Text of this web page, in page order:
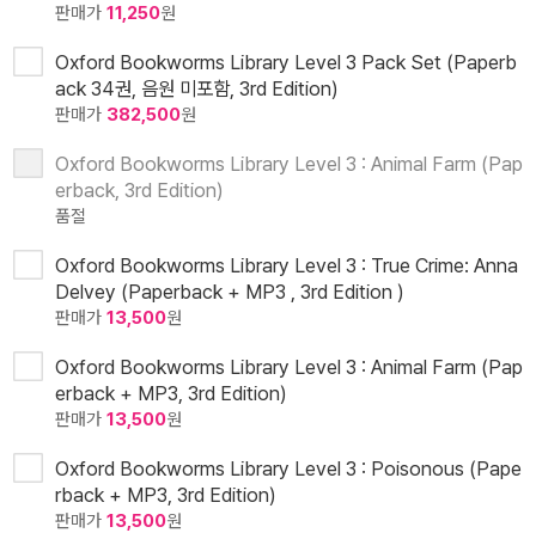
판매가 11,250원
Oxford Bookworms Library Level 3 Pack Set (Paperb
ack 34권, 음원 미포함, 3rd Edition)
판매가 382,500원
Oxford Bookworms Library Level 3 : Animal Farm (Pap
erback, 3rd Edition)
품절
Oxford Bookworms Library Level 3 : True Crime: Anna
Delvey (Paperback + MP3 , 3rd Edition )
판매가 13,500원
Oxford Bookworms Library Level 3 : Animal Farm (Pap
erback + MP3, 3rd Edition)
판매가 13,500원
Oxford Bookworms Library Level 3 : Poisonous (Pape
rback + MP3, 3rd Edition)
판매가 13,500원